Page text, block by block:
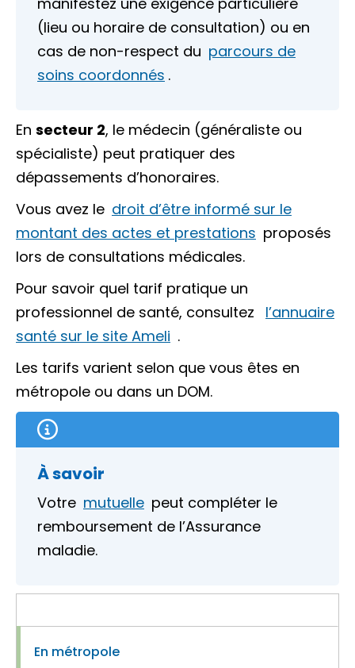
(lieu ou horaire de consultation) ou en
cas de non-respect du parcours de
soins coordonnés .
En secteur 2, le médecin (généraliste ou
spécialiste) peut pratiquer des
dépassements d’honoraires.
Vous avez le droit d’être informé sur le
montant des actes et prestations proposés
lors de consultations médicales.
Pour savoir quel tarif pratique un
professionnel de santé, consultez
l’annuaire
santé sur le site Ameli .
Les tarifs varient selon que vous êtes en
métropole ou dans un DOM.
À savoir
Votre mutuelle peut compléter le
remboursement de l’Assurance
maladie.
En métropole